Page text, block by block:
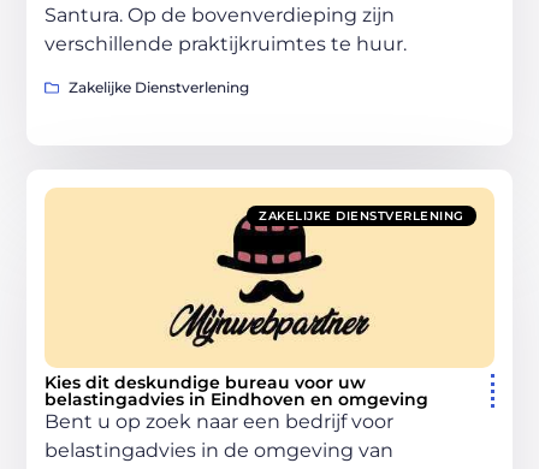
Santura. Op de bovenverdieping zijn
verschillende praktijkruimtes te huur.
Zakelijke Dienstverlening
ZAKELIJKE DIENSTVERLENING
Kies dit deskundige bureau voor uw
belastingadvies in Eindhoven en omgeving
Bent u op zoek naar een bedrijf voor
belastingadvies in de omgeving van